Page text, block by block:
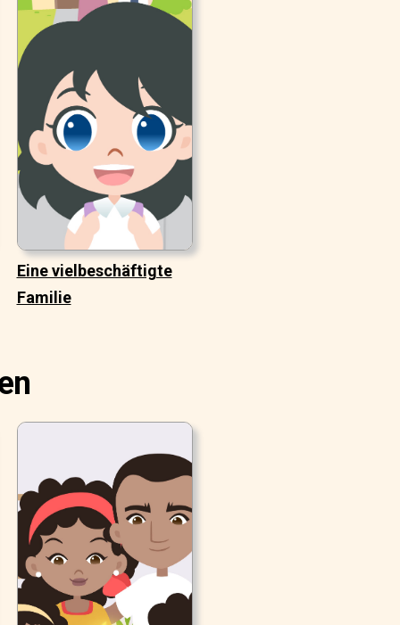
Eine vielbeschäftigte
Familie